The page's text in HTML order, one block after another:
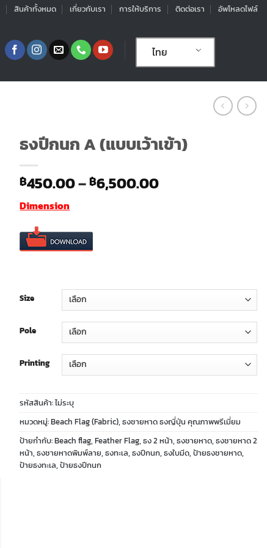
สินค้าทั้งหมด เกี่ยวกับเรา การให้บริการ ติดต่อเรา อัพโหลดไฟล์
ไทย
ธงปีกนก A (แบบเว้าเข้า)
฿450.00– ฿6,500.00Price
Dimension
Size
Pole
Printing
รหัสสินค้า:ไม่ระบุ
หมวดหมู่:Beach Flag (Fabric),ธงชายหาด ธงญี่ปุ่น คุณภาพพรีเมี่ยม
ป้ายกำกับ:Beach flag,Feather Flag,ธง 2 หน้า,ธงชายหาด,ธงชายหาด 2
หน้า,ธงชายหาดพิมพ์ลาย,ธงทะเล,ธงปีกนก,ธงใบมีด,ป้ายธงชายหาด,
ป้ายธงทะเล,ป้ายธงปีกนก